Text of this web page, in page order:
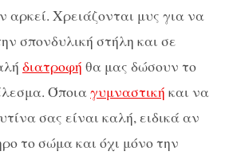
αρκεί. Χρειάζονται μυς για να
σπονδυλική στήλη και σε
διατροφή θα μας δώσουν το
Όποιαγυμναστική και να
σας είναι καλή, ειδικά αν
το σώμα και όχι μόνο την